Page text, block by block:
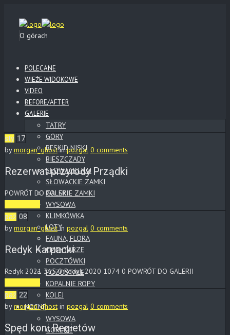
O górach
POLECANE
WIEŻE WIDOKOWE
VIDEO
BEFORE/AFTER
GALERIE
TATRY
GÓRY
BESKID NISKI
BIESZCZADY
SŁOWACKI RAJ
SŁOWACKIE ZAMKI
POLSKIE ZAMKI
WYSOWA
KLIMKÓWKA
LOTY
FAUNA, FLORA
CMENTARZE
POCZTÓWKI
POZOSTAŁE
KOPALNIE ROPY
KOLEJ
NOCNE
WYSOWA
GORLICE
sty 17
bymorgan_ghost inpozgal 0 comments
Rezerwat przyrody Prządki
POWRÓT DO GALERII
paź 08
bymorgan_ghost in pozgal 0 comments
Redyk Karpacki
Redyk 2021 315 0 Redyk 2020 1074 0 POWRÓT DO GALERII
paź 22
bymorgan_ghost in pozgal 0 comments
Spęd koni Regietów